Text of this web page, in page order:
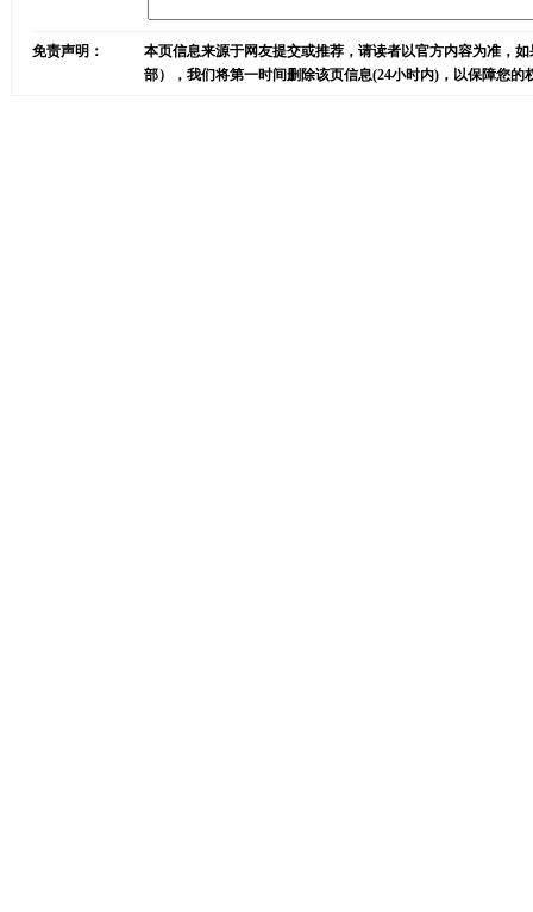
免责声明：
本页信息来源于网友提交或推荐，请读者以官方内容为准，
部），我们将第一时间删除该页信息(24小时内)，以保障您的